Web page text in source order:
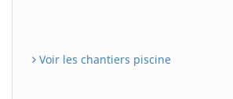
Voir les chantiers piscine